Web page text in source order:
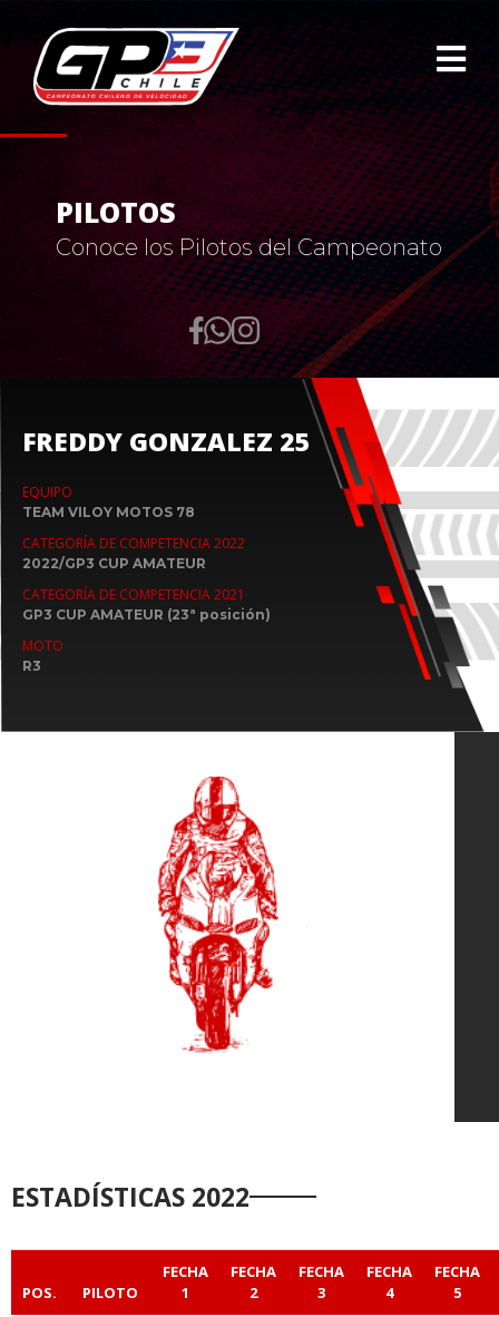
PILOTOS
Conoce los Pilotos del Campeonato
FREDDY GONZALEZ 25
EQUIPO
TEAM VILOY MOTOS 78
CATEGORÍA DE COMPETENCIA 2022
2022/GP3 CUP AMATEUR
CATEGORÍA DE COMPETENCIA 2021
GP3 CUP AMATEUR (23ª posición)
MOTO
R3
ESTADÍSTICAS 2022
POS. PILOTO
FECHA
1
FECHA
2
FECHA
3
FECHA
4
FECHA
5